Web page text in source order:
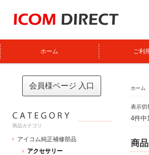
ホーム ご利
ホーム
表示切
4件中
商
会員様ページ 入口
商品カテゴリ
アイコム純正補修部品
アクセサリー